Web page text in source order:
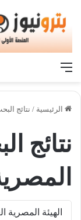
القائمة
الرئيسية / نتائج
نتائج